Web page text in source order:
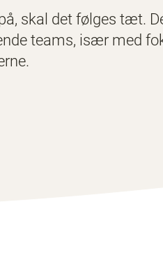
skal det følges tæt.
teams, især med